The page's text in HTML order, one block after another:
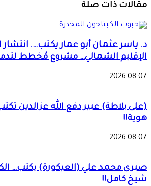
مقالات ذات صلة
د. ياسر عثمان أبو عمار يكتب….
الإقليم الشمالي… مشروع مُخطط
2026-08-07
(على بلاطة) عبير دفع الله عزالدين
هوية!!
2026-08-07
صبرى محمد علي (العيكورة) يكتب…
شيخ كامل!!